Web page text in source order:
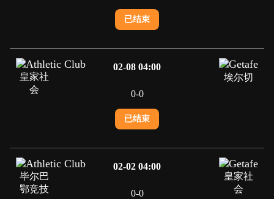
已结束
02-08 04:00
皇家社
会
0-0
埃尔切
已结束
02-02 04:00
毕尔巴
鄂竞技
0-0
皇家社
会